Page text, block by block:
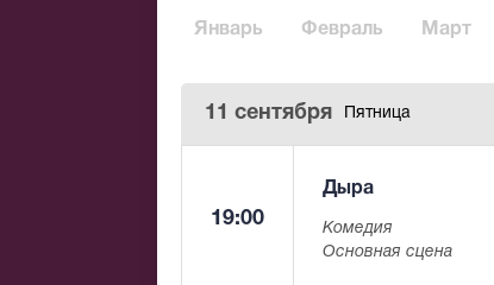
Константин Сергеевич
Сегодня в репертуаре труппы
международных конкурсов и
постановкам СТИ аплодировала
Январь Февраль Март
11 сентября Пятница
19:00
Дыра
Комедия
Основная сцена